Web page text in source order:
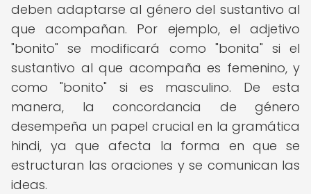
deben adaptarse al género del sustantivo al
que acompañan. Por ejemplo, el adjetivo
"bonito" se modificará como "bonita" si el
sustantivo al que acompaña es femenino, y
como "bonito" si es masculino. De esta
manera, la concordancia de género
desempeña un papel crucial en la gramática
hindi, ya que afecta la forma en que se
estructuran las oraciones y se comunican las
ideas.